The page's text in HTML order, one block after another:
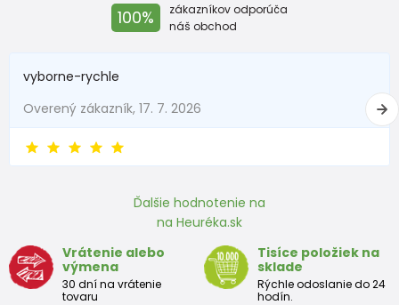
100%
zákazníkov odporúča
náš obchod
vyborne-rychle
Overený zákazník, 17. 7. 2026
Ďalšie hodnotenie na
na Heuréka.sk
Vrátenie alebo
výmena
30 dní na vrátenie
tovaru
Tisíce položiek na
sklade
Rýchle odoslanie do 24
hodín.